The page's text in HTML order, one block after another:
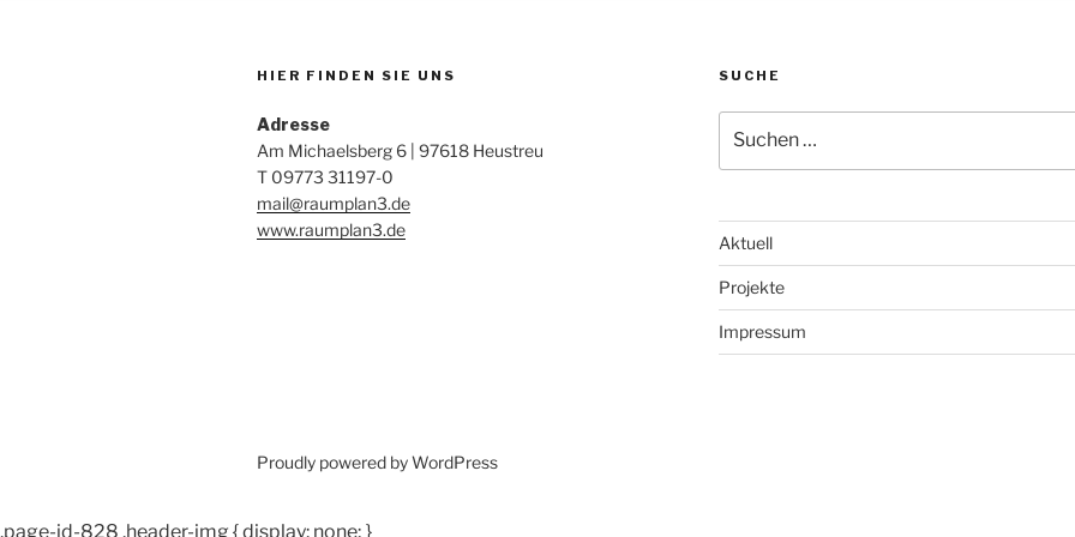
HIER FINDEN SIE UNS
Adresse
Am Michaelsberg 6 | 97618 Heustreu
T 09773 31197-0
mail@raumplan3.de
www.raumplan3.de
SUCHE
nach:
Aktuell
Projekte
Impressum
Proudly powered by WordPress
.page-id-828 .header-img { display: none; }